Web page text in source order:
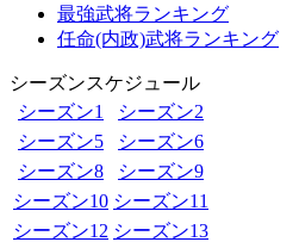
最強武将ランキング
任命(内政)武将ランキング
シーズンスケジュール
シーズン1
シーズン2
シーズン5
シーズン6
シーズン8
シーズン9
シーズン10 シーズン11
シーズン12 シーズン13